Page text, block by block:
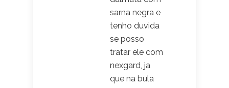
sarna negra e
tenho duvida
se posso
tratar ele com
nexgard, ja
que na bula